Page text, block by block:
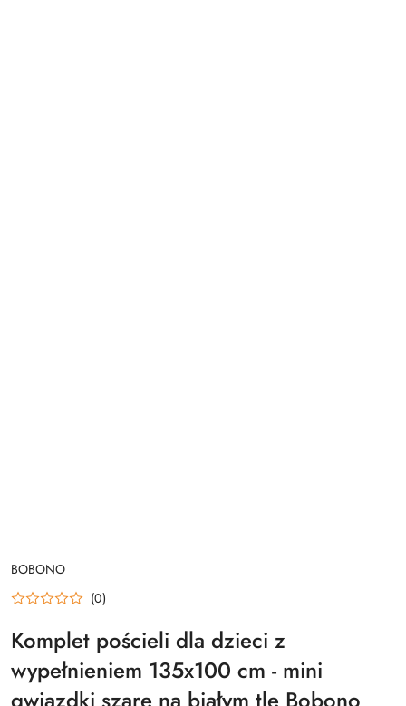
NAZWA
PRODUCENTA:
BOBONO
(0)
Komplet pościeli dla dzieci z
wypełnieniem 135x100 cm - mini